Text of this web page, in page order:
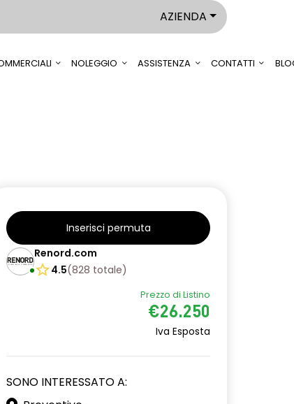
AZIENDA
NOLEGGIO ASSISTENZA CONTATTI
Inserisci permuta
Renord.com
4.5(828 totale)
Prezzo di Listino
€26.250
Iva Esposta
SONO INTERESSATO A: